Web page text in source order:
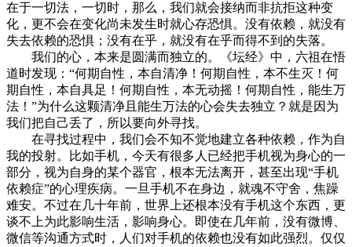
在于一切法，一切时，那么，我们就会接纳而非抗拒这种变
化，更不会在变化尚未发生时就心存恐惧。没有依赖，就没有
失去依赖的恐惧；没有在乎，就没有在乎而得不到的失落。
我们的心，本来是圆满而独立的。《坛经》中，六祖在悟
道时发现：“何期自性，本自清净！何期自性，本不生灭！何
期自性，本自具足！何期自性，本无动摇！何期自性，能生万
法！”为什么这颗清净且能生万法的心会失去独立？就是因为
我们把自己丢了，所以要向外寻找。
在寻找过程中，我们会不知不觉地建立各种依赖，作为自
我的投射。比如手机，今天有很多人已经把手机视为身心的一
部分，视为自身的某个器官，根本无法离开，甚至出现“手机
依赖症”的心理疾病。一旦手机不在身边，就魂不守舍，焦躁
难安。不过在几十年前，世界上还根本没有手机这个东西，更
谈不上为此影响生活，影响身心。即使在几年前，没有微博、
微信等沟通方式时，人们对手机的依赖也没有如此强烈。仅仅